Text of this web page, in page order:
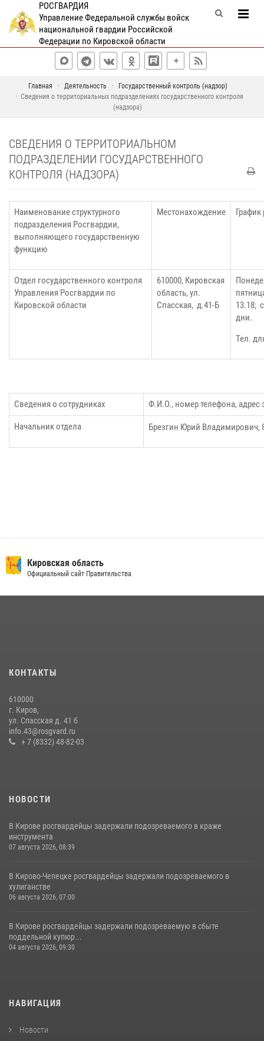
РОСГВАРДИЯ
Управление Федеральной службы войск
национальной гвардии Российской
Федерации по Кировской области
Главная Деятельность
Государственный контроль (надзор)
Сведения о территориальных подразделениях государственного контроля
(надзора)
СВЕДЕНИЯ О ТЕРРИТОРИАЛЬНОМ
ПОДРАЗДЕЛЕНИИ ГОСУДАРСТВЕННОГО
КОНТРОЛЯ (НАДЗОРА)
Наименование структурного
подразделения Росгвардии,
выполняющего государственную
функцию
Местонахождение
Отдел государственного контроля
Управления Росгвардии по
Кировской области
610000, Кировская
область, ул.
Спасская, д.41-Б
13.18;
дни.
Тел.
Сведения о сотрудниках Ф.И.О., номер телефона, адрес
Начальник отдела Брезгин Юрий Владимирович,
Кировская область
Официальный сайт Правительства
КОНТАКТЫ
610000
г. Киров,
ул. Спасская д. 41 б
info.43@rosgvard.ru
+ 7 (8332) 48-82-03
НОВОСТИ
В Кирове росгвардейцы задержали подозреваемого в краже
инструмента
07 августа 2026, 08:39
В Кирово-Чепецке росгвардейцы задержали подозреваемого в
хулиганстве
06 августа 2026, 07:00
В Кирове росгвардейцы задержали подозреваемую в сбыте
поддельной купюр...
04 августа 2026, 09:30
НАВИГАЦИЯ
Новости